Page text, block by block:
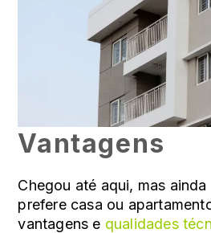
Vantagens
Chegou até aqui, mas
prefere casa ou
vantagens e qualidades